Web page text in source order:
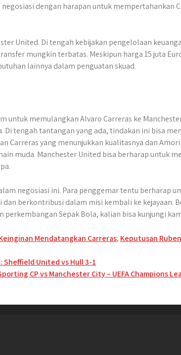
dengan harapan untuk mempertahankan
United. Di tengah kebijakan pengelolaan
mungkin terbatas. Meskipun harga 15 juta
lainnya dalam penguatan skuad.
untuk memulangkan Alvaro Carreras ke
Di tengah tantangan yang ada, tindakan ini bisa
Carreras yang menunjukkan kualitasnya dan
muda. Manchester United bisa berharap untuk
negosiasi ini. Para penggemar tentu berharap
berkontribusi dalam misi kembali ke kejayaan.
Sepak Bola, kalian bisa kunjungi
Mendatangkan Carreras, Keputusan
Sheffield United vs Hull 3-1
CP vs Manchester City – UEFA Champions